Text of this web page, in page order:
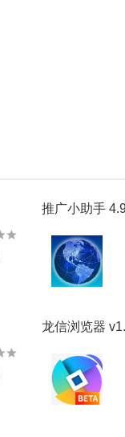
推广小助手
龙信浏览器